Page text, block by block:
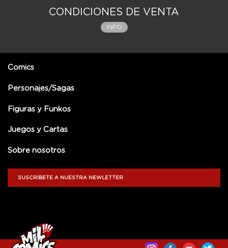
CONDICIONES DE VENTA
INFO
Comics
Personajes/Sagas
Figuras y Funkos
Juegos y Cartas
Sobre nosotros
SUSCRÍBETE A NUESTRA NEWLETTER